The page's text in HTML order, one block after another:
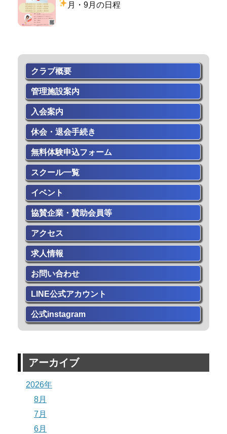
月・9月の日程
クラブ概要
管理施設案内
入会案内
休会・退会手続き
無料体験申込フォーム
スクール一覧
イベント
協賛企業・賛助会員等
アクセス
求人情報
お問い合わせ
LINE公式アカウント
公式instagram
アーカイブ
2026年
8月
7月
6月